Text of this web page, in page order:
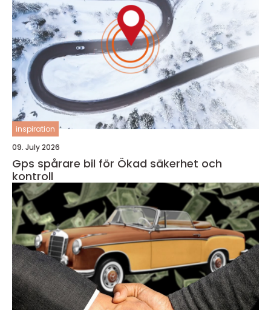
inspiration
09. July 2026
Gps spårare bil för Ökad säkerhet och
kontroll